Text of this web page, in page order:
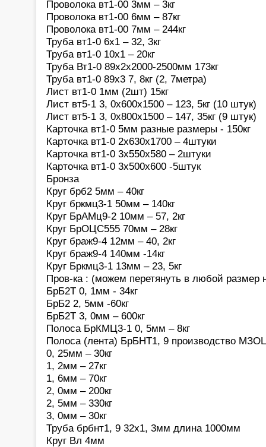
Проволока вт1-00 3мм – 3кг
Проволока вт1-00 6мм – 87кг
Проволока вт1-00 7мм – 244кг
Труба вт1-0 6х1 – 32, 3кг
Труба вт1-0 10х1 – 20кг
Труба Вт1-0 89х2х2000-2500мм 173кг
Труба вт1-0 89х3 7, 8кг (2, 7метра)
Лист вт1-0 1мм (2шт) 15кг
Лист вт5-1 3, 0х600х1500 – 123, 5кг (10 штук)
Лист вт5-1 3, 0х800х1500 – 147, 35кг (9 штук)
Карточка вт1-0 5мм разные размеры - 150кг
Карточка вт1-0 2х630х1700 – 4штуки
Карточка вт1-0 3х550х580 – 2штуки
Карточка вт1-0 3х500х600 -5штук
Бронза
Круг брб2 5мм – 40кг
Круг бркмц3-1 50мм – 140кг
Круг БрАМц9-2 10мм – 57, 2кг
Круг БрОЦС555 70мм – 28кг
Круг браж9-4 12мм – 40, 2кг
Круг браж9-4 140мм -14кг
Круг Бркмц3-1 13мм – 23, 5кг
Пров-ка : (можем перетянуть в любой размер
БрБ2Т 0, 1мм - 34кг
БрБ2 2, 5мм -60кг
БрБ2Т 3, 0мм – 600кг
Полоса БрКМЦ3-1 0, 5мм – 8кг
Полоса (лента) БрБНТ1, 9 производство
0, 25мм – 30кг
1, 2мм – 27кг
1, 6мм – 70кг
2, 0мм – 200кг
2, 5мм – 330кг
3, 0мм – 30кг
Труба брбнт1, 9 32х1, 3мм длина 1000мм
Круг Вл 4мм